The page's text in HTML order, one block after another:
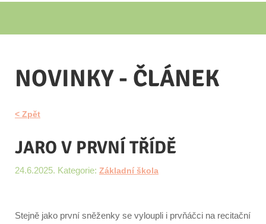
NOVINKY - ČLÁNEK
< Zpět
JARO V PRVNÍ TŘÍDĚ
24.6.2025. Kategorie: Základní škola
Stejně jako první sněženky se vyloupli i prvňáčci na recitační